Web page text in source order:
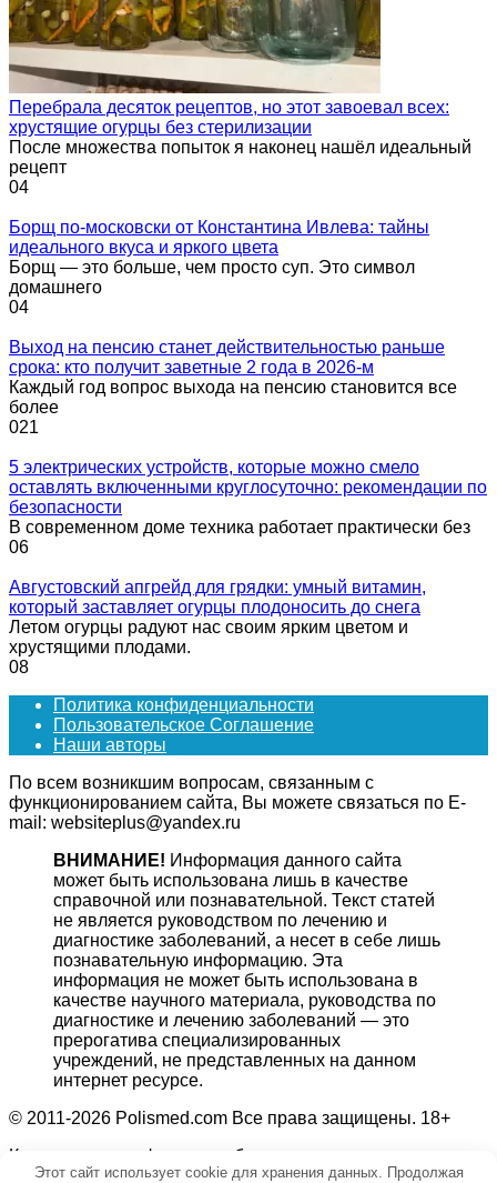
Перебрала десяток рецептов, но этот завоевал всех:
хрустящие огурцы без стерилизации
После множества попыток я наконец нашёл идеальный
рецепт
04
Борщ по-московски от Константина Ивлева: тайны
идеального вкуса и яркого цвета
Борщ — это больше, чем просто суп. Это символ
домашнего
04
Выход на пенсию станет действительностью раньше
срока: кто получит заветные 2 года в 2026-м
Каждый год вопрос выхода на пенсию становится все
более
021
5 электрических устройств, которые можно смело
оставлять включенными круглосуточно: рекомендации по
безопасности
В современном доме техника работает практически без
06
Августовский апгрейд для грядки: умный витамин,
который заставляет огурцы плодоносить до снега
Летом огурцы радуют нас своим ярким цветом и
хрустящими плодами.
08
Политика конфиденциальности
Пользовательское Соглашение
Наши авторы
По всем возникшим вопросам, связанным с
функционированием сайта, Вы можете связаться по E-
mail: websiteplus@yandex.ru
ВНИМАНИЕ! Информация данного сайта
может быть использована лишь в качестве
справочной или познавательной. Текст статей
не является руководством по лечению и
диагностике заболеваний, а несет в себе лишь
познавательную информацию. Эта
информация не может быть использована в
качестве научного материала, руководства по
диагностике и лечению заболеваний — это
прерогатива специализированных
учреждений, не представленных на данном
интернет ресурсе.
© 2011-2026 Polismed.com Все права защищены. 18+
Копирование информации без гиперссылки на источник
запрещено.
Этот сайт использует cookie для хранения данных. Продолжая